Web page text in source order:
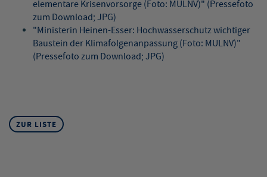
elementare Krisenvorsorge (Foto: MULNV)" (Pressefoto
zum Download; JPG)
"Ministerin Heinen-Esser: Hochwasserschutz wichtiger
Baustein der Klimafolgenanpassung (Foto: MULNV)"
(Pressefoto zum Download; JPG)
ZUR LISTE